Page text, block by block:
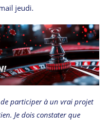
jeudi.
de participer à un vrai projet
Je dois constater que